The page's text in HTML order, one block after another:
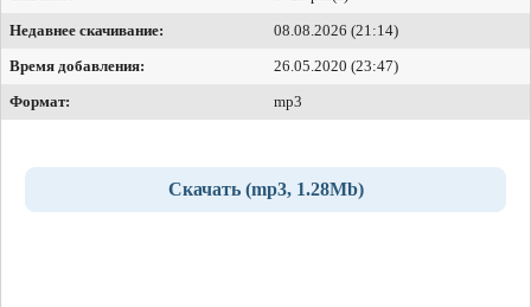
Недавнее скачивание:
08.08.2026 (21:14)
Время добавления:
26.05.2020 (23:47)
Формат:
mp3
Скачать (mp3, 1.28Mb)